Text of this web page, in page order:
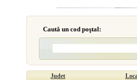
Caută un cod poştal:
Judet